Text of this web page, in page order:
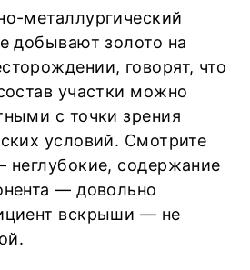
металлургический
добывают золото на
говорят, что
участки можно
с точки зрения
условий. Смотрите
содержание
― довольно
вскрыши ― не